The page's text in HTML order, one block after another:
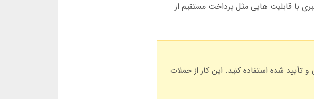
با قابلیت هایی مثل پرداخت مستقیم از
تأیید شده استفاده کنید. این کار از حملات